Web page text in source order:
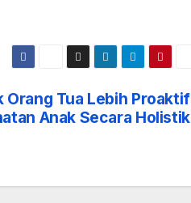
Orang Tua Lebih Proaktif
Anak Secara Holistik